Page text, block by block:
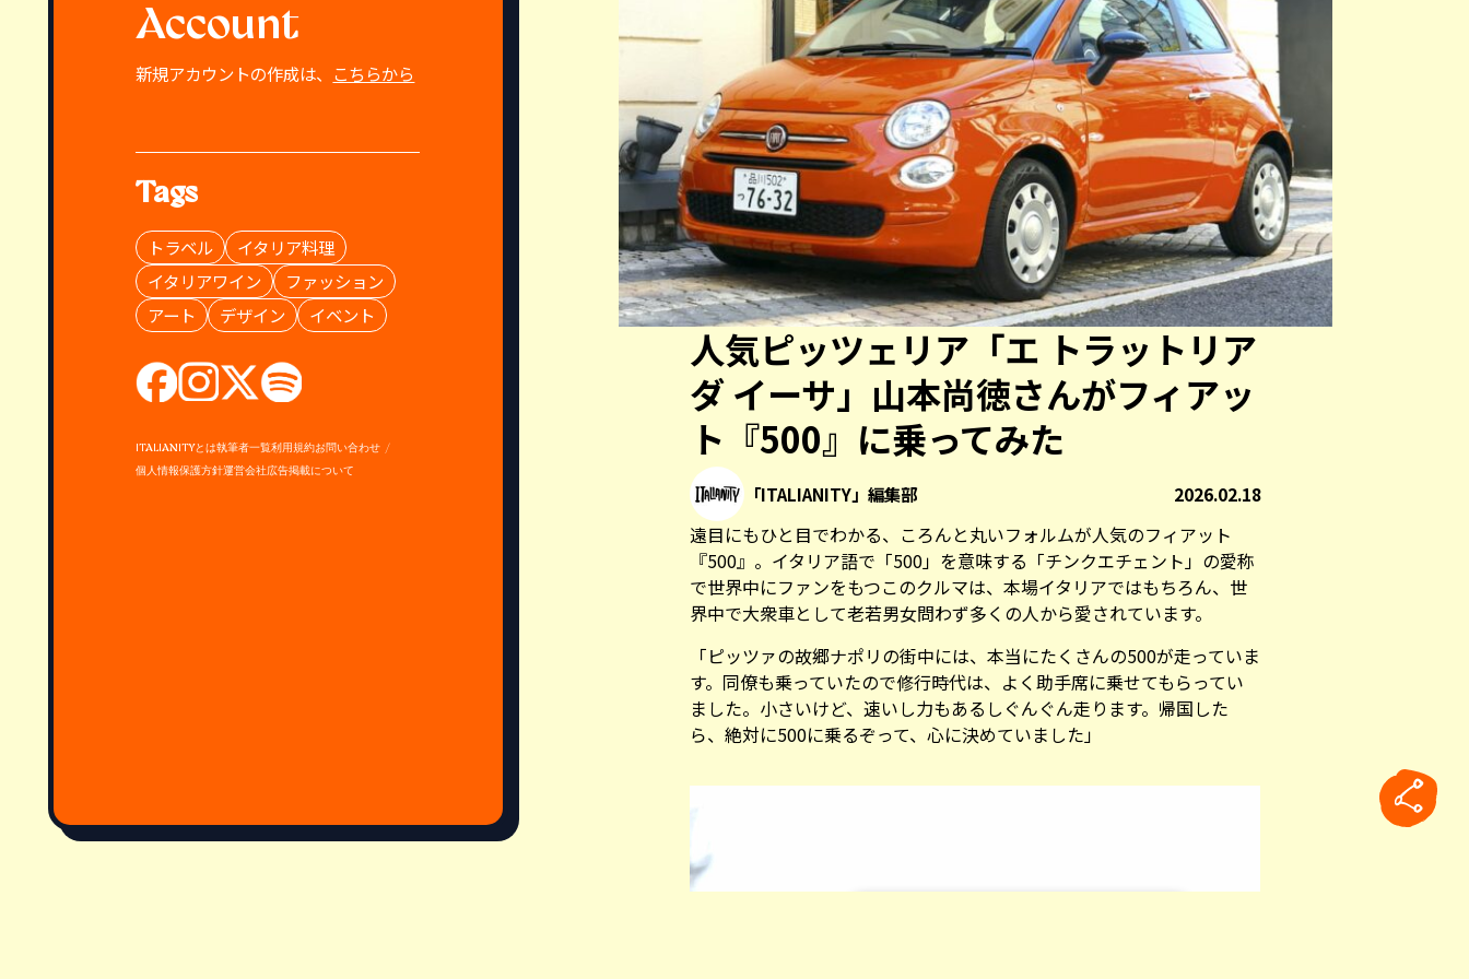
Account
新規アカウントの作成は、 こちらから
Tags
トラベル
イタリア料理
イタリアワイン
ファッション
アート
デザイン イベント
ITALIANITYとは執筆者一覧利用規約お問い合わせ
個人情報保護方針運営会社広告掲載について
人気ピッツェリア「エ トラットリア
ダ イーサ」山本尚徳さんがフィアッ
ト『500』に乗ってみた
「ITALIANITY」編集部 2026.02.18
遠目にもひと目でわかる、ころんと丸いフォルムが人気のフィアット
『500』。イタリア語で「500」を意味する「チンクエチェント」の愛称
で世界中にファンをもつこのクルマは、本場イタリアではもちろん、世
界中で大衆車として老若男女問わず多くの人から愛されています。
「ピッツァの故郷ナポリの街中には、本当にたくさんの500が走っていま
す。同僚も乗っていたので修行時代は、よく助手席に乗せてもらってい
ました。小さいけど、速いし力もあるしぐんぐん走ります。帰国した
ら、絶対に500に乗るぞって、心に決めていました」